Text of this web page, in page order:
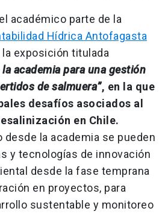
académico parte de la
Hídrica Antofagasta
exposición titulada
academia para una gestión
de salmuera”, en la que
desafíos asociados al
en Chile.
desde la academia se pueden
y tecnologías de innovación
desde la fase temprana
en proyectos, para
sustentable y monitoreo